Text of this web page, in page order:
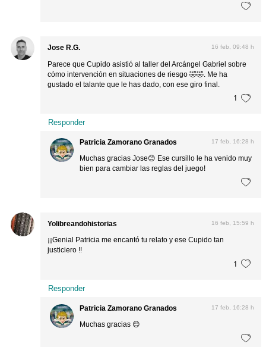
Jose R.G. 16 feb, 09:48 h
Parece que Cupido asistió al taller del Arcángel Gabriel sobre
cómo intervención en situaciones de riesgo 🤣🤣. Me ha
gustado el talante que le has dado, con ese giro final.
1
Responder
Patricia Zamorano Granados 17 feb, 16:28 h
Muchas gracias Jose😊 Ese cursillo le ha venido muy
bien para cambiar las reglas del juego!
Yolibreandohistorias 16 feb, 15:59 h
¡¡Genial Patricia me encantó tu relato y ese Cupido tan
justiciero !!
1
Responder
Patricia Zamorano Granados 17 feb, 16:28 h
Muchas gracias 😊